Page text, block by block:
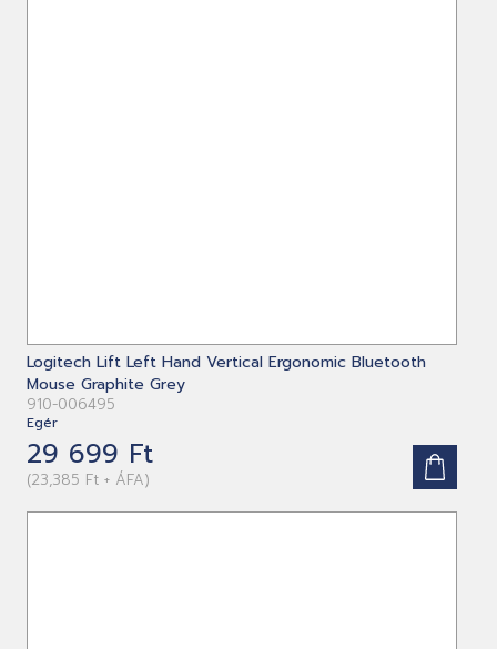
Logitech Lift Left Hand Vertical Ergonomic Bluetooth
Mouse Graphite Grey
910-006495
Egér
29 699 Ft
(23,385 Ft + ÁFA)